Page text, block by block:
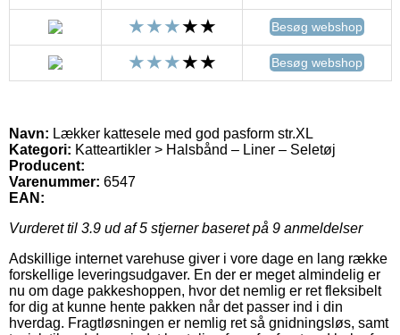
Besøg webshop
Besøg webshop
Navn: Lækker kattesele med god pasform str.XL
Kategori: Katteartikler > Halsbånd – Liner – Seletøj
Producent:
Varenummer: 6547
EAN:
Vurderet til 3.9 ud af 5 stjerner baseret på 9 anmeldelser
Adskillige internet varehuse giver i vore dage en lang række
forskellige leveringsudgaver. En der er meget almindelig er
nu om dage pakkeshoppen, hvor det nemlig er ret fleksibelt
for dig at kunne hente pakken når det passer ind i din
hverdag. Fragtløsningen er nemlig ret så gnidningsløs, samt